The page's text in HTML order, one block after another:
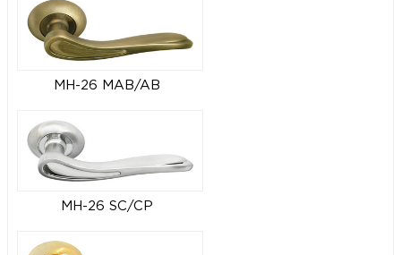
MH-26 MAB/AB
MH-26 SC/CP